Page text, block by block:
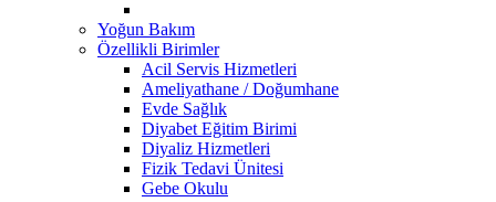
Yoğun Bakım
Özellikli Birimler
Acil Servis Hizmetleri
Ameliyathane / Doğumhane
Evde Sağlık
Diyabet Eğitim Birimi
Diyaliz Hizmetleri
Fizik Tedavi Ünitesi
Gebe Okulu